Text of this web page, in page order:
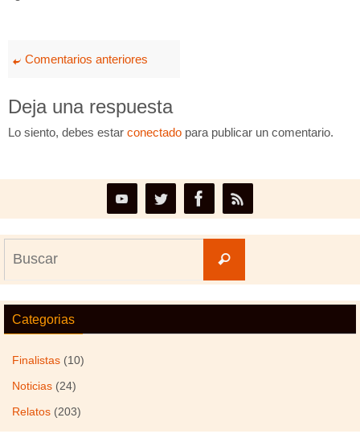
Comentarios anteriores
Deja una respuesta
Lo siento, debes estar conectado para publicar un comentario.
Buscar
Categorias
Finalistas (10)
Noticias (24)
Relatos (203)